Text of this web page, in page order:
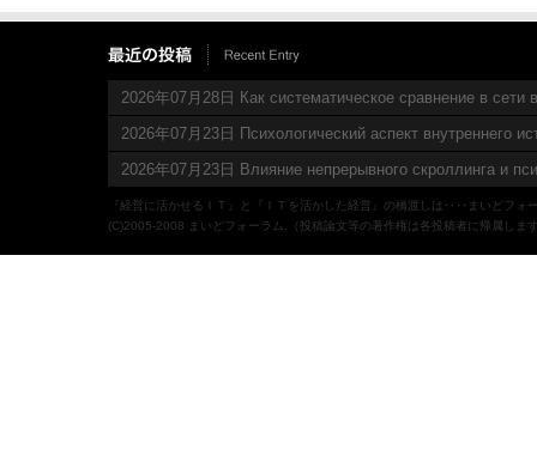
2026年07月28日 Как систематическое сравнение в сети
2026年07月23日 Психологический аспект внутреннего
2026年07月23日 Влияние непрерывного скроллинга и
『経営に活かせるＩＴ』と『ＩＴを活かした経営』の橋渡しは‥‥まいどフォ
(C)2005-2008 まいどフォーラム.（投稿論文等の著作権は各投稿者に帰属しま